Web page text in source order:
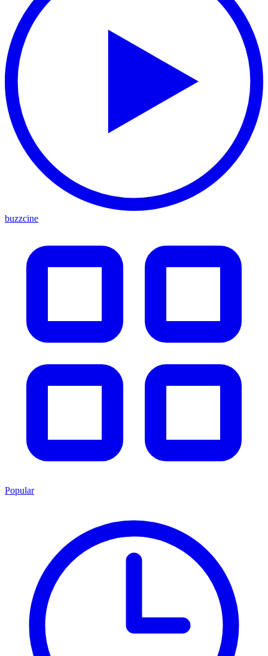
buzzcine
Popular